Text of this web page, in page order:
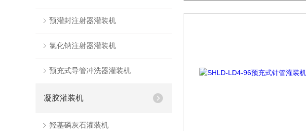
预灌封注射器灌装机
氯化钠注射器灌装机
预充式导管冲洗器灌装机
凝胶灌装机
羟基磷灰石灌装机